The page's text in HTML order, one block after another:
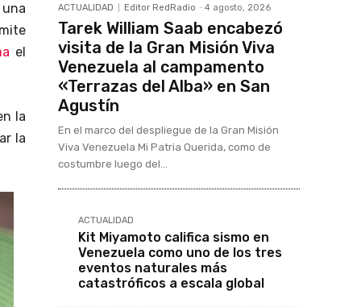
el
la
la
ACTUALIDAD Editor RedRadio - 4 agosto, 2026
Tarek William Saab encabezó
visita de la Gran Misión Viva
Venezuela al campamento
«Terrazas del Alba» en San
Agustín
En el marco del despliegue de la Gran Misión
Viva Venezuela Mi Patria Querida, como de
costumbre luego del...
ACTUALIDAD
Kit Miyamoto califica sismo en
Venezuela como uno de los tres
eventos naturales más
catastróficos a escala global